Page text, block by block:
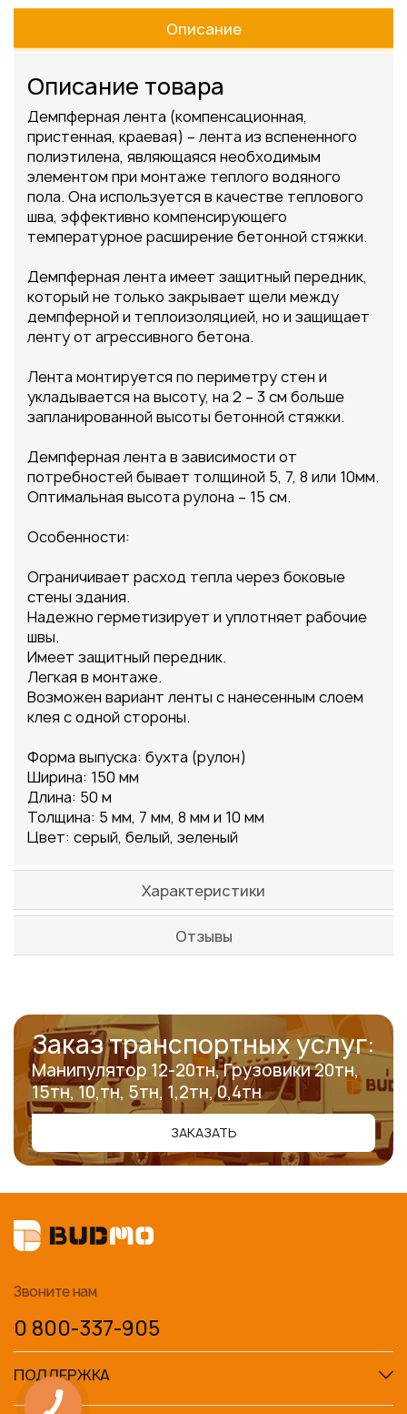
Описание
Описание товара
Демпферная лента (компенсационная,
пристенная, краевая) – лента из вспененного
полиэтилена, являющаяся необходимым
элементом при монтаже теплого водяного
пола. Она используется в качестве теплового
шва, эффективно компенсирующего
температурное расширение бетонной стяжки.
Демпферная лента имеет защитный передник,
который не только закрывает щели между
демпферной и теплоизоляцией, но и защищает
ленту от агрессивного бетона.
Лента монтируется по периметру стен и
укладывается на высоту, на 2 – 3 см больше
запланированной высоты бетонной стяжки.
Демпферная лента в зависимости от
потребностей бывает толщиной 5, 7, 8 или 10мм.
Оптимальная высота рулона – 15 см.
Особенности:
Ограничивает расход тепла через боковые
стены здания.
Надежно герметизирует и уплотняет рабочие
швы.
Имеет защитный передник.
Легкая в монтаже.
Возможен вариант ленты с нанесенным слоем
клея с одной стороны.
Форма выпуска: бухта (рулон)
Ширина: 150 мм
Длина: 50 м
Толщина: 5 мм, 7 мм, 8 мм и 10 мм
Цвет: серый, белый, зеленый
Характеристики
Отзывы
Заказ транспортных услуг:
Манипулятор 12-20тн, Грузовики 20тн,
15тн, 10,тн, 5тн, 1,2тн, 0,4тн
ЗАКАЗАТЬ
Звоните нам
0 800-337-905
ПОДДЕРЖКА